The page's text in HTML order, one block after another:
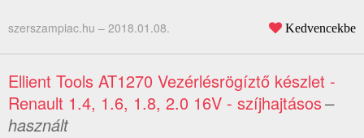
szerszampiac.hu – 2018.01.08. Kedvencekbe
Ellient Tools AT1270 Vezérlésrögíztő készlet -
Renault 1.4, 1.6, 1.8, 2.0 16V - szíjhajtásos–
használt